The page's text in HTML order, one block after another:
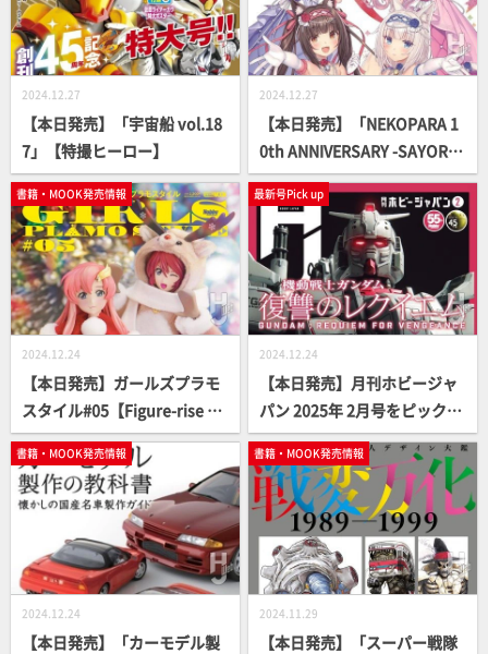
2024.12.27
【本日発売】「宇宙船 vol.18
7」【特撮ヒーロー】
2024.12.27
【本日発売】「NEKOPARA 1
0th ANNIVERSARY -SAYORI A
RT WORKS-」【画集】
書籍・MOOK発売情報
2024.12.24
【本日発売】ガールズプラモ
スタイル#05【Figure-rise St
andard／30 MINUTES SISTE
RS】
最新号Pick up
2024.12.24
【本日発売】月刊ホビージャ
パン 2025年 2月号をピックア
ップ！
書籍・MOOK発売情報
2024.12.24
【本日発売】「カーモデル製
書籍・MOOK発売情報
2024.11.29
【本日発売】「スーパー戦隊